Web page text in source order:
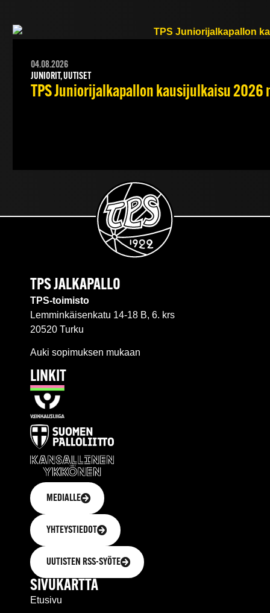
04.08.2026
JUNIORIT, UUTISET
TPS Juniorijalkapallon kausijulkaisu 2026
TPS JALKAPALLO
TPS-toimisto
Lemminkäisenkatu 14-18 B, 6. krs
20520 Turku
Auki sopimuksen mukaan
LINKIT
MEDIALLE
YHTEYSTIEDOT
UUTISTEN RSS-SYÖTE
SIVUKARTTA
Etusivu